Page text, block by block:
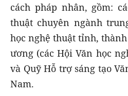
cách pháp nhân, gồm:
thuật chuyên ngành
học nghệ thuật tỉnh,
ương (các Hội Văn học
và Quỹ Hỗ trợ sáng tạo
Nam.